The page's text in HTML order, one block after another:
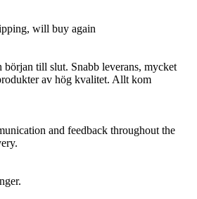
will buy again
början till slut. Snabb leverans, mycket
av hög kvalitet. Allt kom
and feedback throughout the